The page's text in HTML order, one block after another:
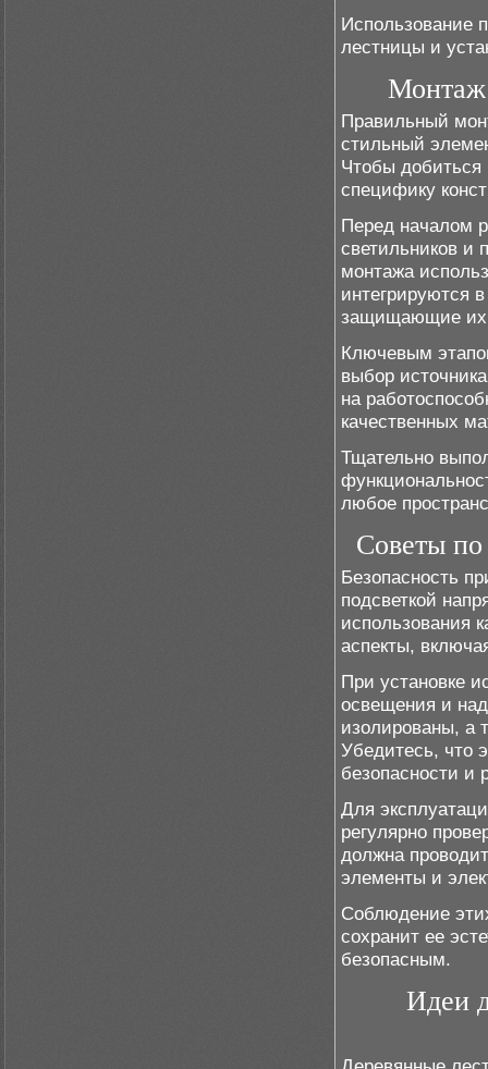
Использование
лестницы и
Монтаж
Правильный
стильный
Чтобы добиться
специфику
Перед началом
светильников и
монтажа
интегрируются
защищающие их
Ключевым
выбор
на
качественных
Тщательно
любое
Советы по
Безопасность
подсветкой
использования
аспекты,
При установке
освещения и
изолированы, а
Убедитесь, что
безопасности и
Для
регулярно
должна
элементы и
Соблюдение
сохранит ее
безопасным.
Идеи